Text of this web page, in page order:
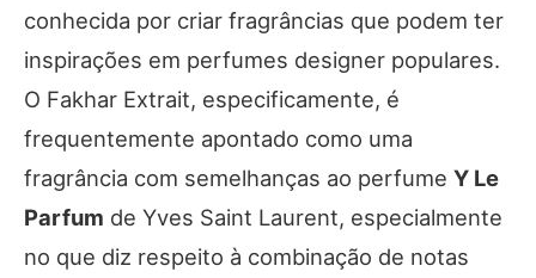
conhecida por criar fragrâncias que podem ter
inspirações em perfumes designer populares.
O Fakhar Extrait, especificamente, é
frequentemente apontado como uma
fragrância com semelhanças ao perfume Y Le
Parfum de Yves Saint Laurent, especialmente
no que diz respeito à combinação de notas